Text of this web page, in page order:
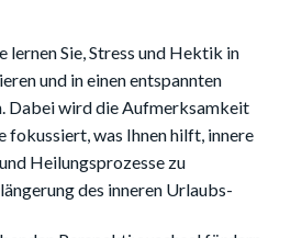
lernen Sie, Stress und Hektik in
und in einen entspannten
Dabei wird die Aufmerksamkeit
fokussiert, was Ihnen hilft, innere
Heilungsprozesse zu
des inneren Urlaubs-